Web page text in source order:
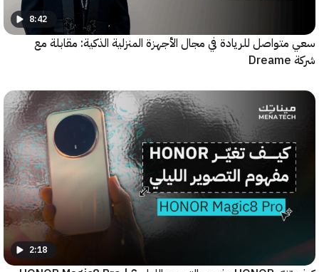
8:42
للريادة في مجال الأجهزة المنزلية الذكية: مقابلة مع